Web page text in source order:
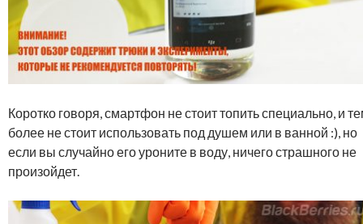
Коротко говоря, смартфон не стоит топить специально, и
более не стоит использовать под душем или в ванной :), но
если вы случайно его уроните в воду, ничего страшного не
произойдет.